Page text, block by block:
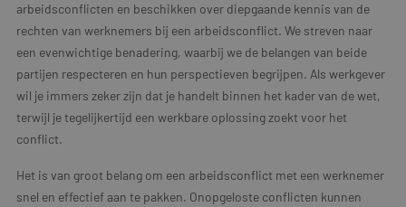
arbeidsconflicten en beschikken over diepgaande kennis van de
rechten van werknemers bij een arbeidsconflict. We streven naar
een evenwichtige benadering, waarbij we de belangen van beide
partijen respecteren en hun perspectieven begrijpen. Als werkgever
wil je immers zeker zijn dat je handelt binnen het kader van de wet,
terwijl je tegelijkertijd een werkbare oplossing zoekt voor het
conflict.
Het is van groot belang om een arbeidsconflict met een werknemer
snel en effectief aan te pakken. Onopgeloste conflicten kunnen